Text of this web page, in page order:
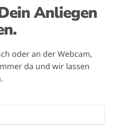
Anliegen
oder an der Webcam,
da und wir lassen